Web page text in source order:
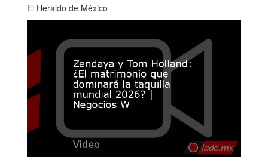
El Heraldo de México